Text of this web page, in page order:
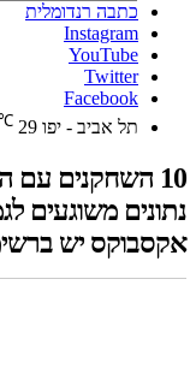
כתבה רנדומלית
Instagram
YouTube
Twitter
Facebook
תל אביב - יפו 29
10 השחקנים עם
נתונים משוגעים
אקסבוקס יש